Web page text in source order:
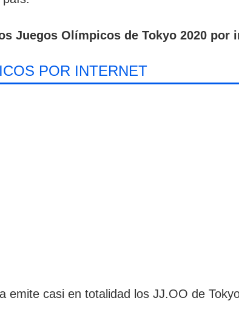
Juegos Olímpicos de Tokyo 2020 por
POR INTERNET
emite casi en totalidad los JJ.OO de